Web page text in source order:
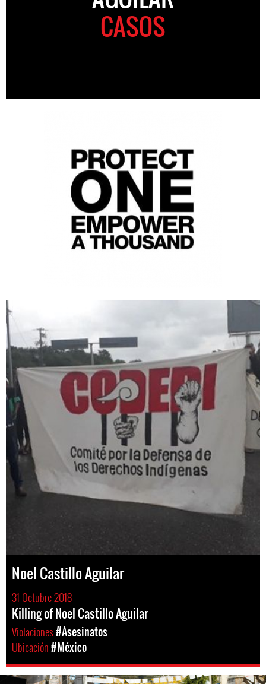
CASOS
Noel Castillo Aguilar
31 Octubre 2018
Killing of Noel Castillo Aguilar
Violaciones#Asesinatos
Ubicación#México